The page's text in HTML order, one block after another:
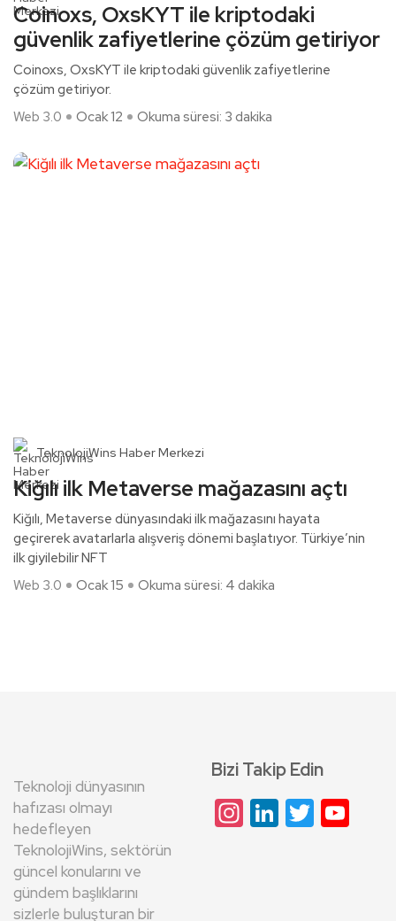
Coinoxs, OxsKYT ile kriptodaki
güvenlik zafiyetlerine çözüm getiriyor
Coinoxs, OxsKYT ile kriptodaki güvenlik zafiyetlerine
çözüm getiriyor.
Web 3.0
Ocak 12 Okuma süresi: 3 dakika
TeknolojiWins Haber Merkezi
Kiğılı ilk Metaverse mağazasını açtı
Kiğılı, Metaverse dünyasındaki ilk mağazasını hayata
geçirerek avatarlarla alışveriş dönemi başlatıyor. Türkiye’nin
ilk giyilebilir NFT
Web 3.0
Ocak 15 Okuma süresi: 4 dakika
Teknoloji dünyasının
hafızası olmayı
hedefleyen
TeknolojiWins, sektörün
güncel konularını ve
gündem başlıklarını
sizlerle buluşturan bir
Bizi Takip Edin
Instagram
LinkedIn